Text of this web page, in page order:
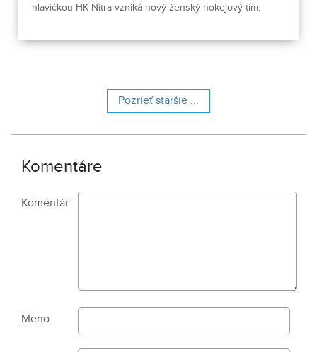
hlavičkou HK Nitra vzniká nový ženský hokejový tím.
Pozrieť staršie ...
Komentáre
Komentár
Meno